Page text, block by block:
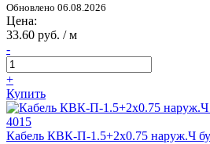
Обновлено 06.08.2026
Цена:
33.60 руб. / м
-
+
Купить
Кабель КВК-П-1.5+2х0.75 наруж.Ч